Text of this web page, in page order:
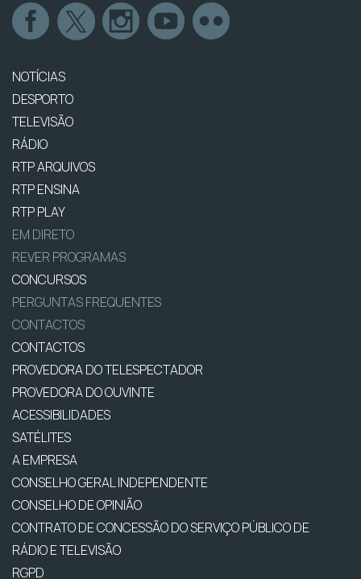
NOTÍCIAS
DESPORTO
TELEVISÃO
RÁDIO
RTP ARQUIVOS
RTP ENSINA
RTP PLAY
EM DIRETO
REVER PROGRAMAS
CONCURSOS
PERGUNTAS FREQUENTES
CONTACTOS
CONTACTOS
PROVEDORA DO TELESPECTADOR
PROVEDORA DO OUVINTE
ACESSIBILIDADES
SATÉLITES
A EMPRESA
CONSELHO GERAL INDEPENDENTE
CONSELHO DE OPINIÃO
CONTRATO DE CONCESSÃO DO SERVIÇO PÚBLICO DE
RÁDIO E TELEVISÃO
RGPD